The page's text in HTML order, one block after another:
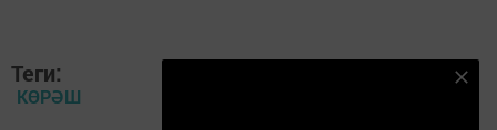
Теги:
КӨРӘШ